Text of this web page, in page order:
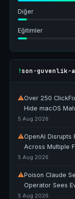
Diğer
Eğitimler
!son-
⚠Over 250
Hide macOS
5 Aug 2026
⚠OpenAI Disrupts
Across Multiple
5 Aug 2026
⚠Poison Claude
Operator Sees
5 Aug 2026